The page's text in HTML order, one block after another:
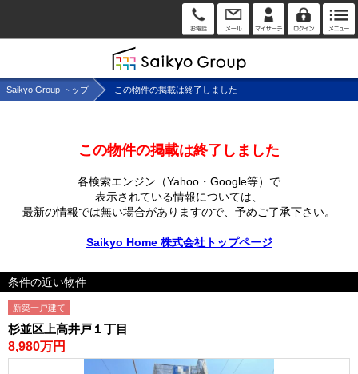
Saikyo Group トップ この物件の掲載は終了しました
この物件の掲載は終了しました
各検索エンジン（Yahoo・Google等）で
表示されている情報については、
最新の情報では無い場合がありますので、 予めご了承下さい。
Saikyo Home 株式会社トップページ
条件の近い物件
新築一戸建て
杉並区上高井戸１丁目
8,980万円